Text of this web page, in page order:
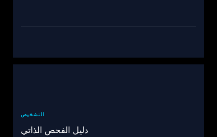
التشخيص
دليل الفحص الذاتي